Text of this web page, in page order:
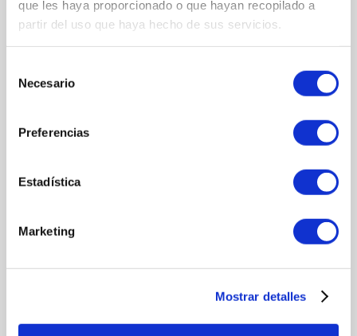
que les haya proporcionado o que hayan recopilado a
partir del uso que haya hecho de sus servicios.
Necesario
Preferencias
Estadística
Marketing
Mostrar detalles
Piña.
MÁS INFORMACIÓN
MODO DE UTILIZACIÓN
Toma hasta finalizar el frasco 2 cápsulas al día, una antes del
Después toma 1 cápsula al día como mantenimiento.